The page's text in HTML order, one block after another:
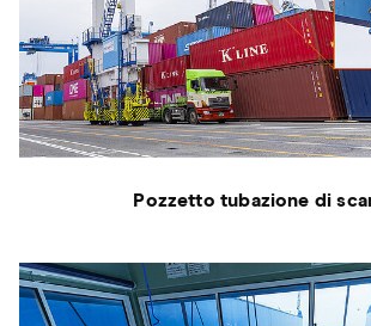
Pozzetto tubazione di